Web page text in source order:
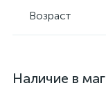
Возраст
Наличие в